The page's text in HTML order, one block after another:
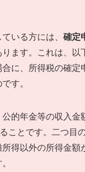
いる方には、 確定
ます。これは、以
に、所得税の確定
す。
的年金等の収入金
ことです。二つ目
得以外の所得金額